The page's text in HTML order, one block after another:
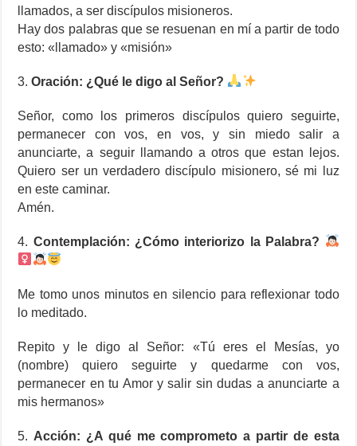
llamados, a ser discípulos misioneros.
Hay dos palabras que se resuenan en mí a partir de todo
esto: «llamado» y «misión»
3.Oración: ¿Qué le digo al Señor?
Señor, como los primeros discípulos quiero seguirte,
permanecer con vos, en vos, y sin miedo salir a
anunciarte, a seguir llamando a otros que estan lejos.
Quiero ser un verdadero discípulo misionero, sé mi luz
en este caminar.
Amén.
4. Contemplación: ¿Cómo interiorizo la Palabra?
Me tomo unos minutos en silencio para reflexionar todo
lo meditado.
Repito y le digo al Señor: «Tú eres el Mesías, yo
(nombre) quiero seguirte y quedarme con vos,
permanecer en tu Amor y salir sin dudas a anunciarte a
mis hermanos»
5. Acción: ¿A qué me comprometo a partir de esta